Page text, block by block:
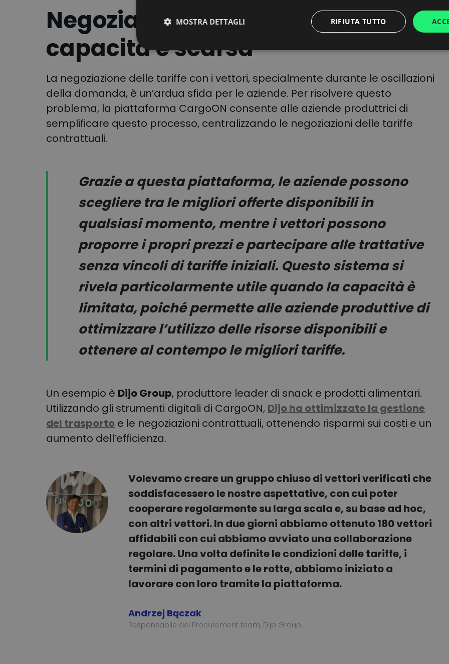
Negoziare le tariffe quando la
capacità è scarsa
La negoziazione delle tariffe con i vettori, specialmente durante le oscillazioni
della domanda, è un’ardua sfida per le aziende. Per risolvere questo
problema, la piattaforma CargoON consente alle aziende produttrici di
semplificare questo processo, centralizzando le negoziazioni delle tariffe
contrattuali.
Grazie a questa piattaforma, le aziende possono
scegliere tra le migliori offerte disponibili in
qualsiasi momento, mentre i vettori possono
proporre i propri prezzi e partecipare alle trattative
senza vincoli di tariffe iniziali. Questo sistema si
rivela particolarmente utile quando la capacità è
limitata, poiché permette alle aziende produttive di
ottimizzare l’utilizzo delle risorse disponibili e
ottenere al contempo le migliori tariffe.
Un esempio è Dijo Group, produttore leader di snack e prodotti alimentari.
Utilizzando gli strumenti digitali di CargoON, Dijo ha ottimizzato la gestione
del trasporto e le negoziazioni contrattuali, ottenendo risparmi sui costi e un
aumento dell’efficienza.
Volevamo creare un gruppo chiuso di vettori verificati che
soddisfacessero le nostre aspettative, con cui poter
cooperare regolarmente su larga scala e, su base ad hoc,
con altri vettori. In due giorni abbiamo ottenuto 180 vettori
affidabili con cui abbiamo avviato una collaborazione
regolare. Una volta definite le condizioni delle tariffe, i
termini di pagamento e le rotte, abbiamo iniziato a
lavorare con loro tramite la piattaforma.
Andrzej Bączak
Responsabile del Procurement team, Dijo Group
RIFIUTA TUTTO
MOSTRA DETTAGLI